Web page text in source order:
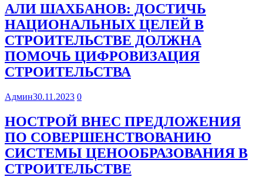
АЛИ ШАХБАНОВ: ДОСТИЧЬ
НАЦИОНАЛЬНЫХ ЦЕЛЕЙ В
СТРОИТЕЛЬСТВЕ ДОЛЖНА
ПОМОЧЬ ЦИФРОВИЗАЦИЯ
СТРОИТЕЛЬСТВА
Админ30.11.2023 0
НОСТРОЙ ВНЕС ПРЕДЛОЖЕНИЯ
ПО СОВЕРШЕНСТВОВАНИЮ
СИСТЕМЫ ЦЕНООБРАЗОВАНИЯ В
СТРОИТЕЛЬСТВЕ